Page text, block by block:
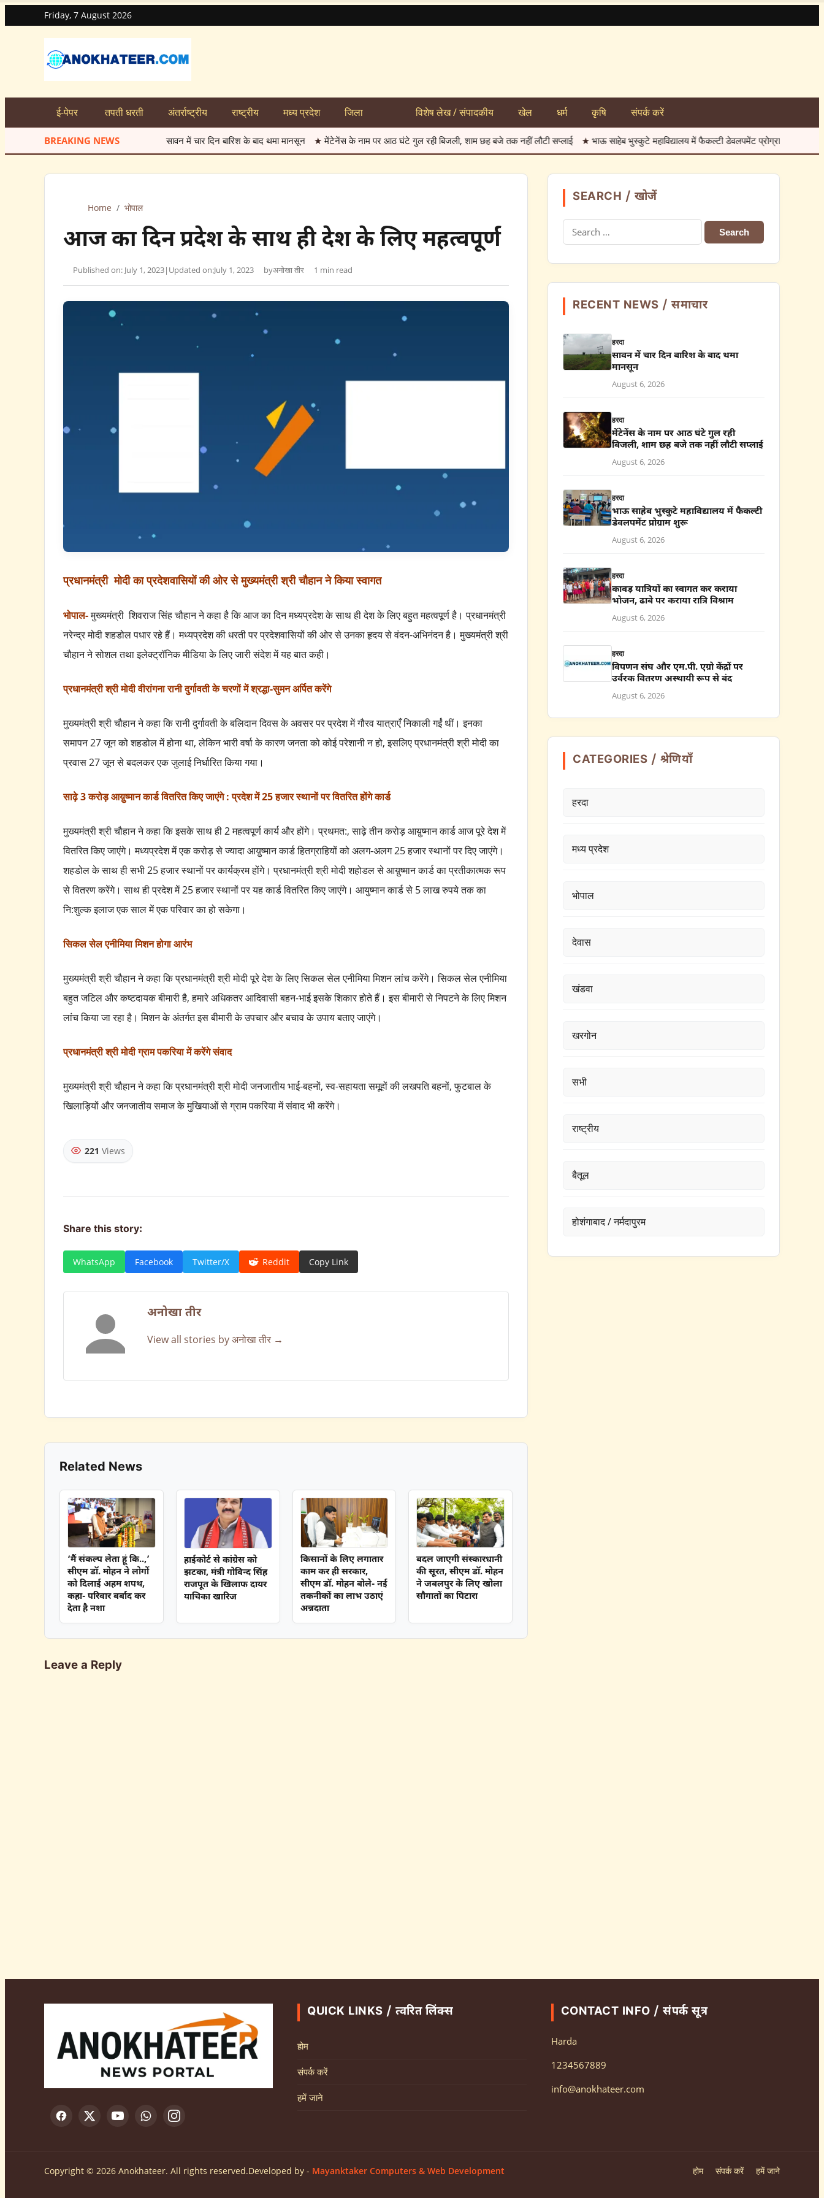
Friday, 7 August 2026
ई-पेपर तपती धरती अंतर्राष्ट्रीय राष्ट्रीय मध्य प्रदेश जिला विशेष लेख / संपादकीय खेल धर्म कृषि संपर्क करें
BREAKING NEWSसावन में चार दिन बारिश के बाद थमा मानसून ★ मेंटेनेंस के नाम पर आठ घंटे गुल रही बिजली, शाम छह बजे तक नहीं लौटी सप्लाई ★ भाऊ साहेब भुस्कुटे महाविद्यालय में फैकल्टी डेवलपमेंट प्रोग्राम शुरू ★ कावड़ यात्रियों
Home / भोपाल
आज का दिन प्रदेश के साथ ही देश के लिए महत्वपूर्ण
Published on: July 1, 2023| Updated on:July 1, 2023 byअनोखा तीर 1 min read
प्रधानमंत्री मोदी का प्रदेशवासियों की ओर से मुख्यमंत्री श्री चौहान ने किया स्वागत
भोपाल-मुख्यमंत्री शिवराज सिंह चौहान ने कहा है कि आज का दिन मध्यप्रदेश के साथ ही देश के लिए बहुत महत्वपूर्ण है। प्रधानमंत्री
नरेन्द्र मोदी शहडोल पधार रहे हैं। मध्यप्रदेश की धरती पर प्रदेशवासियों की ओर से उनका हृदय से वंदन-अभिनंदन है। मुख्यमंत्री श्री
चौहान ने सोशल तथा इलेक्ट्रॉनिक मीडिया के लिए जारी संदेश में यह बात कही।
प्रधानमंत्री श्री मोदी वीरांगना रानी दुर्गावती के चरणों में श्रद्धा-सुमन अर्पित करेंगे
मुख्यमंत्री श्री चौहान ने कहा कि रानी दुर्गावती के बलिदान दिवस के अवसर पर प्रदेश में गौरव यात्राएँ निकाली गईं थीं। इनका
समापन 27 जून को शहडोल में होना था, लेकिन भारी वर्षा के कारण जनता को कोई परेशानी न हो, इसलिए प्रधानमंत्री श्री मोदी का
प्रवास 27 जून से बदलकर एक जुलाई निर्धारित किया गया।
साढ़े 3 करोड़ आय़ुष्मान कार्ड वितरित किए जाएंगे : प्रदेश में 25 हजार स्थानों पर वितरित होंगे कार्ड
मुख्यमंत्री श्री चौहान ने कहा कि इसके साथ ही 2 महत्वपूर्ण कार्य और होंगे। प्रथमत:, साढ़े तीन करोड़ आय़ुष्मान कार्ड आज पूरे देश में
वितरित किए जाएंगे। मध्यप्रदेश में एक करोड़ से ज्यादा आय़ुष्मान कार्ड हितग्राहियों को अलग-अलग 25 हजार स्थानों पर दिए जाएंगे।
शहडोल के साथ ही सभी 25 हजार स्थानों पर कार्यक्रम होंगे। प्रधानमंत्री श्री मोदी शहोडल से आय़ुष्मान कार्ड का प्रतीकात्मक रूप
से वितरण करेंगे। साथ ही प्रदेश में 25 हजार स्थानों पर यह कार्ड वितरित किए जाएंगे। आयुष्मान कार्ड से 5 लाख रुपये तक का
नि:शुल्क इलाज एक साल में एक परिवार का हो सकेगा।
सिकल सेल एनीमिया मिशन होगा आरंभ
मुख्यमंत्री श्री चौहान ने कहा कि प्रधानमंत्री श्री मोदी पूरे देश के लिए सिकल सेल एनीमिया मिशन लांच करेंगे। सिकल सेल एनीमिया
बहुत जटिल और कष्टदायक बीमारी है, हमारे अधिकतर आदिवासी बहन-भाई इसके शिकार होते हैं। इस बीमारी से निपटने के लिए मिशन
लांच किया जा रहा है। मिशन के अंतर्गत इस बीमारी के उपचार और बचाव के उपाय बताए जाएंगे।
प्रधानमंत्री श्री मोदी ग्राम पकरिया में करेंगे संवाद
मुख्यमंत्री श्री चौहान ने कहा कि प्रधानमंत्री श्री मोदी जनजातीय भाई-बहनों, स्व-सहायता समूहों की लखपति बहनों,फुटबाल के
खिलाड़ियों और जनजातीय समाज के मुखियाओं से ग्राम पकरिया में संवाद भी करेंगे।
221 Views
Share this story:
WhatsApp Facebook Twitter/X Reddit Copy Link
अनोखा तीर
View all stories by अनोखा तीर →
Related News
‘मैं संकल्प लेता हूं कि..,’
सीएम डॉ. मोहन ने लोगों
को दिलाई अहम शपथ,
कहा- परिवार बर्बाद कर
देता है नशा
हाईकोर्ट से कांग्रेस को
झटका, मंत्री गोविन्द सिंह
राजपूत के खिलाफ दायर
याचिका खारिज
किसानों के लिए लगातार
काम कर ही सरकार,
सीएम डॉ. मोहन बोले- नई
तकनीकों का लाभ उठाएं
अन्नदाता
बदल जाएगी संस्कारधानी
की सूरत, सीएम डॉ. मोहन
ने जबलपुर के लिए खोला
सौगातों का पिटारा
Leave a Reply
SEARCH / खोजें
Search
for:
RECENT NEWS / समाचार
हरदा
सावन में चार दिन बारिश के बाद थमा
मानसून
August 6, 2026
हरदा
मेंटेनेंस के नाम पर आठ घंटे गुल रही
बिजली, शाम छह बजे तक नहीं लौटी सप्लाई
August 6, 2026
हरदा
भाऊ साहेब भुस्कुटे महाविद्यालय में फैकल्टी
डेवलपमेंट प्रोग्राम शुरू
August 6, 2026
हरदा
कावड़ यात्रियों का स्वागत कर कराया
भोजन, ढाबे पर कराया रात्रि विश्राम
August 6, 2026
हरदा
विपणन संघ और एम.पी. एग्रो केंद्रों पर
उर्वरक वितरण अस्थायी रूप से बंद
August 6, 2026
CATEGORIES / श्रेणियाँ
हरदा
मध्य प्रदेश
भोपाल
देवास
खंडवा
खरगोन
सभी
राष्ट्रीय
बैतूल
होशंगाबाद / नर्मदापुरम
QUICK LINKS / त्वरित लिंक्स
होम
संपर्क करें
हमें जाने
CONTACT INFO / संपर्क सूत्र
Harda
1234567889
info@anokhateer.com
Copyright © 2026 Anokhateer. All rights reserved.Developed by - Mayanktaker Computers & Web Development होम संपर्क करें हमें जाने